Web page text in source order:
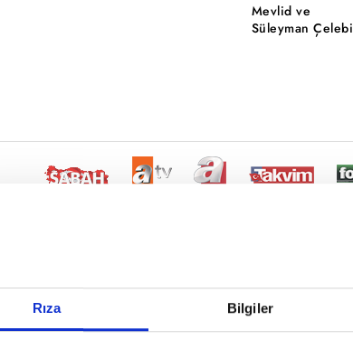
Rıza Bilgiler
Reddet
Mevlid ve
Süleyman Çelebi